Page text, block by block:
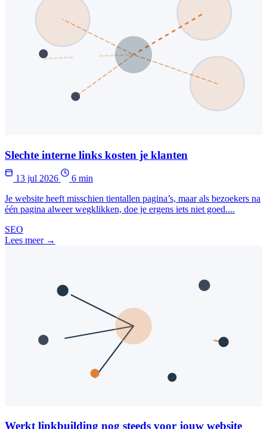
Slechte interne links kosten je klanten
13 jul 2026
6 min
Je website heeft misschien tientallen pagina’s, maar als bezoekers na
één pagina alweer wegklikken, doe je ergens iets niet goed....
SEO
Lees meer →
Werkt linkbuilding nog steeds voor jouw website